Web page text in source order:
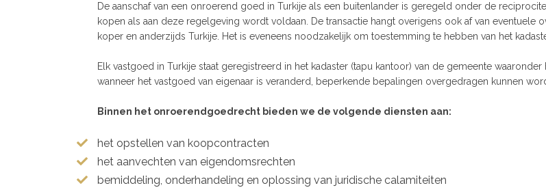
De aanschaf van een onroerend goed in Turkije als een buitenlander is geregeld onder de
kopen als aan deze regelgeving wordt voldaan. De transactie hangt overigens ook af van eventuele
koper en anderzijds Turkije. Het is eveneens noodzakelijk om toestemming te hebben van het
Elk vastgoed in Turkije staat geregistreerd in het kadaster (tapu kantoor) van de gemeente
wanneer het vastgoed van eigenaar is veranderd, beperkende bepalingen overgedragen kunnen
Binnen het onroerendgoedrecht bieden we de volgende diensten aan:
het opstellen van koopcontracten
het aanvechten van eigendomsrechten
bemiddeling, onderhandeling en oplossing van juridische calamiteiten